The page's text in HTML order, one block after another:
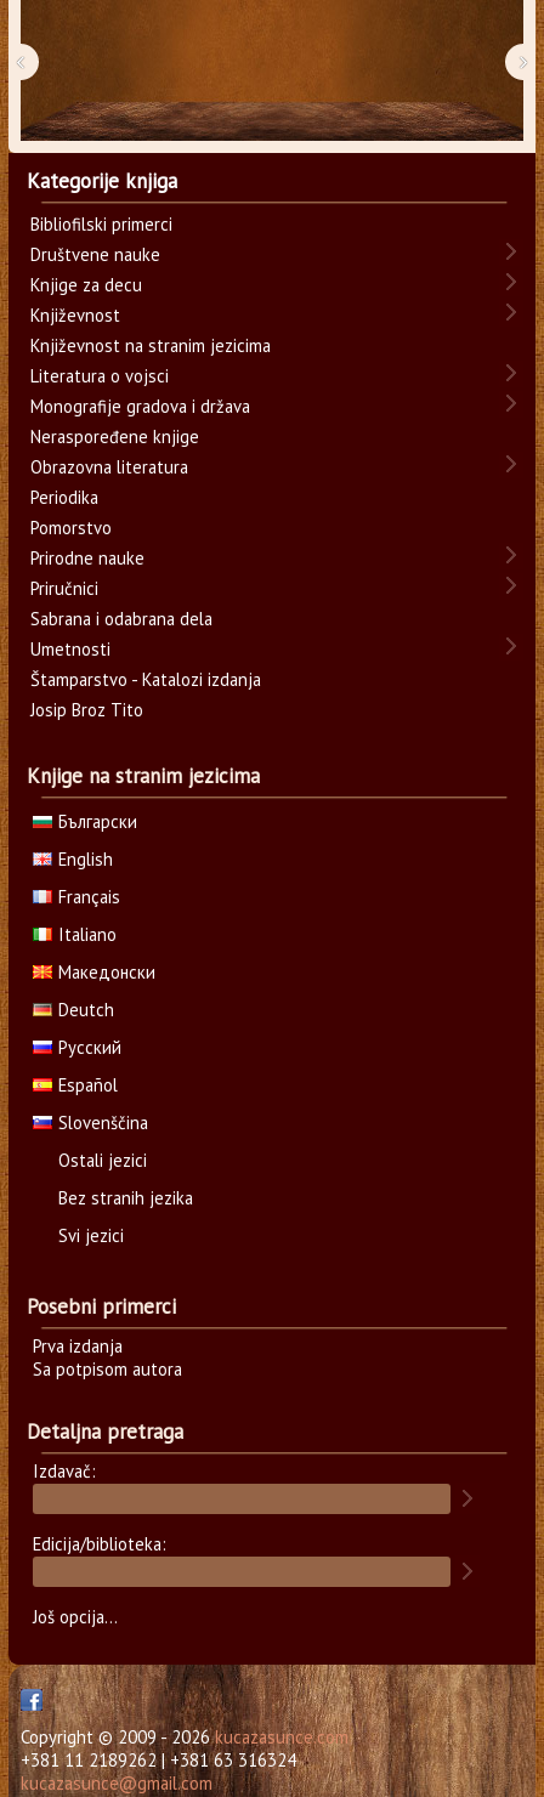
‹ ›
Kategorije knjiga
Bibliofilski primerci
Društvene nauke
Knjige za decu
Književnost
Književnost na stranim jezicima
Literatura o vojsci
Monografije gradova i država
Neraspoređene knjige
Obrazovna literatura
Periodika
Pomorstvo
Prirodne nauke
Priručnici
Sabrana i odabrana dela
Umetnosti
Štamparstvo - Katalozi izdanja
Josip Broz Tito
Knjige na stranim jezicima
Български
English
Français
Italiano
Македонски
Deutch
Русский
Español
Slovenščina
Ostali jezici
Bez stranih jezika
Svi jezici
Posebni primerci
Prva izdanja
Sa potpisom autora
Detaljna pretraga
Izdavač:
Edicija/biblioteka:
Još opcija...
Copyright © 2009 - 2026kucazasunce.com
+381 11 2189262 | +381 63 316324
kucazasunce@gmail.com